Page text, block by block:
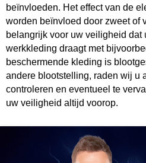
beïnvloeden. Het effect van de
worden beïnvloed door zweet of
belangrijk voor uw veiligheid dat
werkkleding draagt met
beschermende kleding is
andere blootstelling, raden wij u
controleren en eventueel te
uw veiligheid altijd voorop.